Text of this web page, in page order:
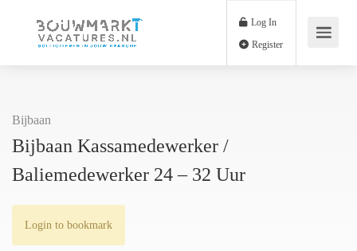
Log In
Bijbaan
Bijbaan Kassamedewerker /
Baliemedewerker 24 – 32 Uur
Login to bookmark